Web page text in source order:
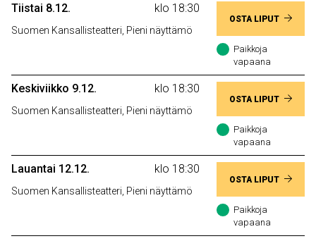
Tiistai 8.12. klo 18:30
Suomen Kansallisteatteri, Pieni näyttämö
OSTA LIPUT
Paikkoja
vapaana
Keskiviikko 9.12. klo 18:30
Suomen Kansallisteatteri, Pieni näyttämö
OSTA LIPUT
Paikkoja
vapaana
Lauantai 12.12. klo 18:30
Suomen Kansallisteatteri, Pieni näyttämö
OSTA LIPUT
Paikkoja
vapaana